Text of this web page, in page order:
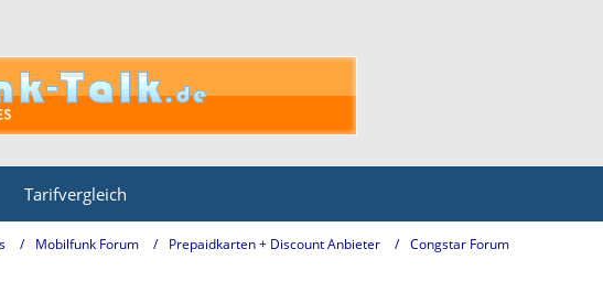
Tarifvergleich
Mobilfunk Forum Prepaidkarten + Discount Anbieter Congstar Forum